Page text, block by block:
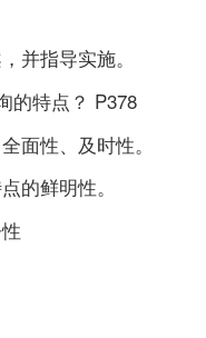
并指导实施。
特点？ P378
性、及时性。
鲜明性。